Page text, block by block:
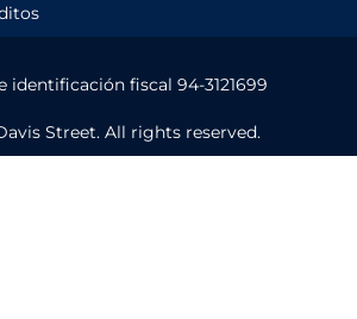
identificación fiscal 94-3121699
Street. All rights reserved.